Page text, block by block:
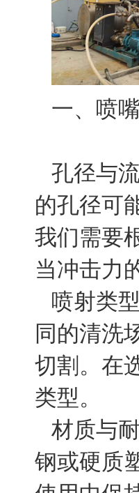
一、喷
孔径与
的孔径可
我们需要
当冲击力
喷射类
同的清洗
切割。在
类型。
材质与
钢或硬质